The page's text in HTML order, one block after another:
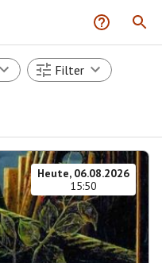
Filter
Heute, 06.08.2026
15:50